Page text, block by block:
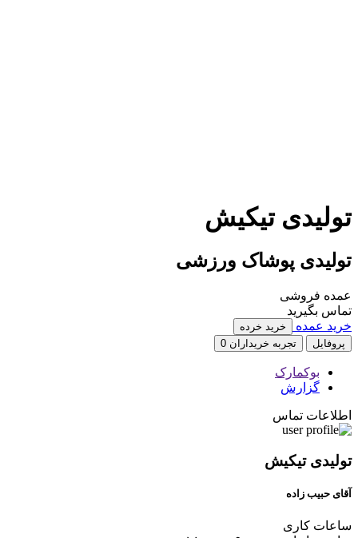
تولیدی تیکیش
تولیدی پوشاک ورزشی
عمده فروشی
تماس بگیرید
خرید عمده
خرید خرده
پروفایل
تجربه خریداران 0
بوکمارک
گزارش
اطلاعات تماس
تولیدی تیکیش
آقای حبیب زاده
ساعات کاری